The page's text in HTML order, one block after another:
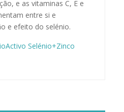
e as vitaminas C, E e
entre si e
e efeito do selénio.
Selénio+Zinco